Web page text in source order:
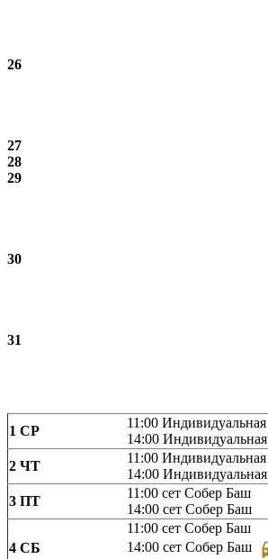
26
27
28
29
30
31
1 СР
11:00 Индивидуальная
14:00 Индивидуальная
2 ЧТ
11:00 Индивидуальная
14:00 Индивидуальная
3 ПТ
11:00 сет Собер Баш
14:00 сет Собер Баш
4 СБ
11:00 сет Собер Баш
14:00 сет Собер Баш